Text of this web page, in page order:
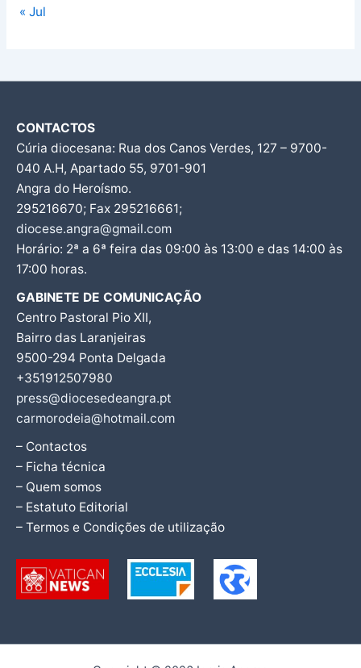
« Jul
CONTACTOS
Cúria diocesana: Rua dos Canos Verdes, 127 – 9700-
040 A.H, Apartado 55, 9701-901
Angra do Heroísmo.
295216670; Fax 295216661;
diocese.angra@gmail.com
Horário: 2ª a 6ª feira das 09:00 às 13:00 e das 14:00 às
17:00 horas.
GABINETE DE COMUNICAÇÃO
Centro Pastoral Pio XII,
Bairro das Laranjeiras
9500-294 Ponta Delgada
+351912507980
press@diocesedeangra.pt
carmorodeia@hotmail.com
– Contactos
– Ficha técnica
– Quem somos
– Estatuto Editorial
– Termos e Condições de utilização